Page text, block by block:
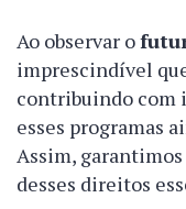
Ao observar o
imprescindível
contribuindo com
esses programas
Assim,
desses direitos